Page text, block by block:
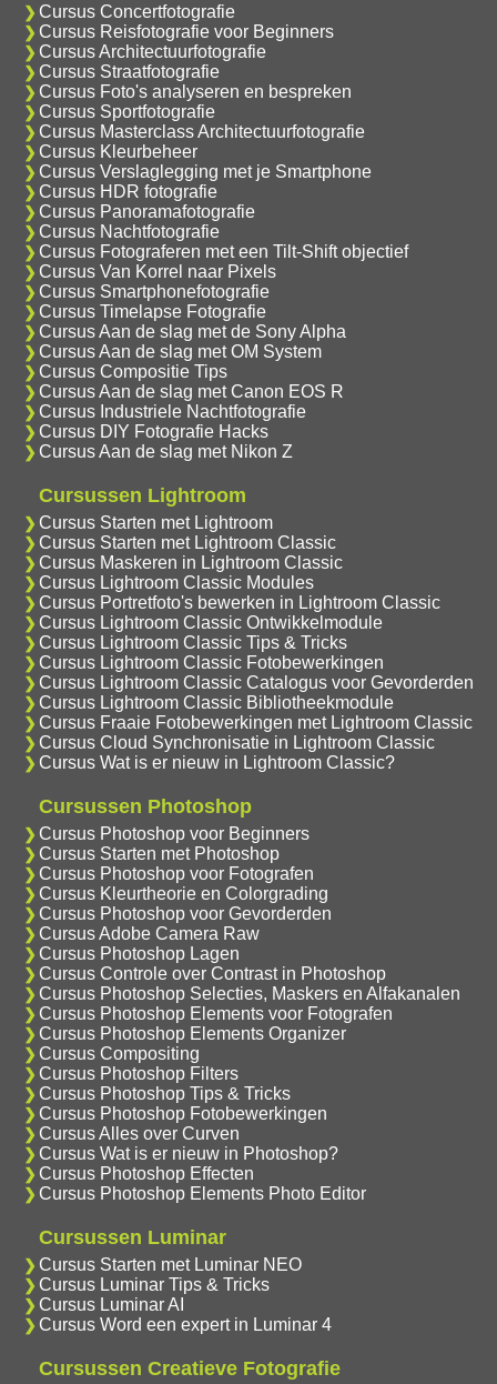
Cursus Concertfotografie
Cursus Reisfotografie voor Beginners
Cursus Architectuurfotografie
Cursus Straatfotografie
Cursus Foto's analyseren en bespreken
Cursus Sportfotografie
Cursus Masterclass Architectuurfotografie
Cursus Kleurbeheer
Cursus Verslaglegging met je Smartphone
Cursus HDR fotografie
Cursus Panoramafotografie
Cursus Nachtfotografie
Cursus Fotograferen met een Tilt-Shift objectief
Cursus Van Korrel naar Pixels
Cursus Smartphonefotografie
Cursus Timelapse Fotografie
Cursus Aan de slag met de Sony Alpha
Cursus Aan de slag met OM System
Cursus Compositie Tips
Cursus Aan de slag met Canon EOS R
Cursus Industriele Nachtfotografie
Cursus DIY Fotografie Hacks
Cursus Aan de slag met Nikon Z
Cursussen Lightroom
Cursus Starten met Lightroom
Cursus Starten met Lightroom Classic
Cursus Maskeren in Lightroom Classic
Cursus Lightroom Classic Modules
Cursus Portretfoto's bewerken in Lightroom Classic
Cursus Lightroom Classic Ontwikkelmodule
Cursus Lightroom Classic Tips & Tricks
Cursus Lightroom Classic Fotobewerkingen
Cursus Lightroom Classic Catalogus voor Gevorderden
Cursus Lightroom Classic Bibliotheekmodule
Cursus Fraaie Fotobewerkingen met Lightroom Classic
Cursus Cloud Synchronisatie in Lightroom Classic
Cursus Wat is er nieuw in Lightroom Classic?
Cursussen Photoshop
Cursus Photoshop voor Beginners
Cursus Starten met Photoshop
Cursus Photoshop voor Fotografen
Cursus Kleurtheorie en Colorgrading
Cursus Photoshop voor Gevorderden
Cursus Adobe Camera Raw
Cursus Photoshop Lagen
Cursus Controle over Contrast in Photoshop
Cursus Photoshop Selecties, Maskers en Alfakanalen
Cursus Photoshop Elements voor Fotografen
Cursus Photoshop Elements Organizer
Cursus Compositing
Cursus Photoshop Filters
Cursus Photoshop Tips & Tricks
Cursus Photoshop Fotobewerkingen
Cursus Alles over Curven
Cursus Wat is er nieuw in Photoshop?
Cursus Photoshop Effecten
Cursus Photoshop Elements Photo Editor
Cursussen Luminar
Cursus Starten met Luminar NEO
Cursus Luminar Tips & Tricks
Cursus Luminar AI
Cursus Word een expert in Luminar 4
Cursussen Creatieve Fotografie